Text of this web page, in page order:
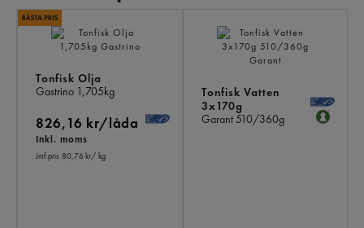
Tonfisk Olja
Gastrino 1,705kg
826,16 kr/låda
Inkl. moms
Jmf.pris 80,76 kr/ kg
Tonfisk Vatten
3x170g
Garant510/360g